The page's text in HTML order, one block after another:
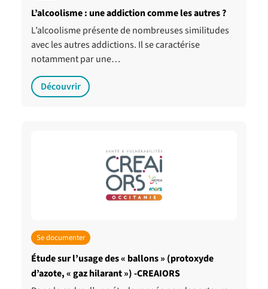
L’alcoolisme : une addiction comme les autres ?
L’alcoolisme présente de nombreuses similitudes
avec les autres addictions. Il se caractérise
notamment par une…
Découvrir
Se documenter
Étude sur l’usage des « ballons » (protoxyde
d’azote, « gaz hilarant ») -CREAIORS